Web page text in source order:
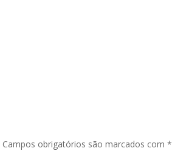
Campos obrigatórios são marcados com*